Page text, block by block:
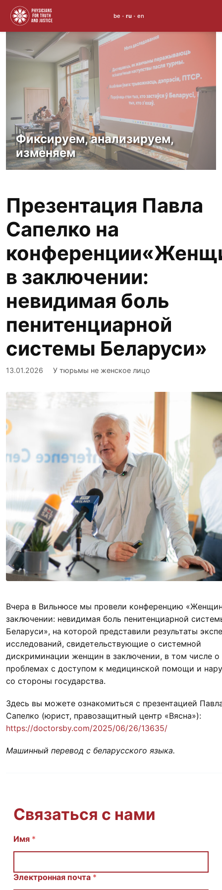
to
content
be • ru • en
Фиксируем, анализируем,
изменяем
Презентация Павла
Сапелко на
в заключении:
невидимая боль
пенитенциарной
системы Беларуси»
13.01.2026 У тюрьмы не женское лицо
Вчера в Вильнюсе мы провели конференцию
заключении: невидимая боль пенитенциарной
Беларуси», на которой представили результаты
исследований, свидетельствующие о системной
дискриминации женщин в заключении, в том числе о
проблемах с доступом к медицинской помощи и
со стороны государства.
Здесь вы можете ознакомиться с презентацией
Сапелко (юрист, правозащитный центр «Вясна»):
https://doctorsby.com/2025/06/26/13635/
Машинный перевод с беларусского языка.
Связаться с нами
Имя *
Электронная почта *
С
щ